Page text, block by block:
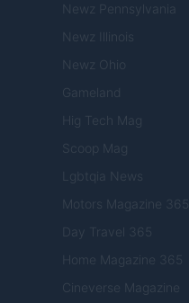
Newz Pennsylvania
Newz Illinois
Newz Ohio
Gameland
Hig Tech Mag
Scoop Mag
Lgbtqia News
Motors Magazine 365
Day Travel 365
Home Magazine 365
Cineverse Magazine